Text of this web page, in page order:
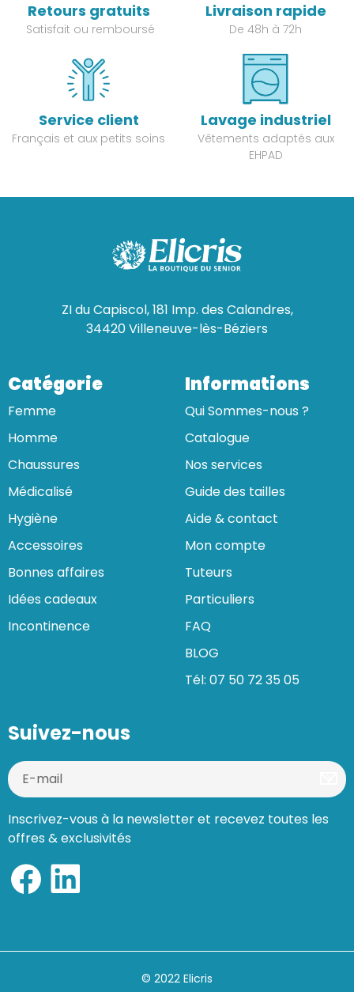
Retours gratuits
Satisfait ou remboursé
Livraison rapide
De 48h à 72h
Service client
Français et aux petits soins
Lavage industriel
Vêtements adaptés aux
EHPAD
ZI du Capiscol, 181 Imp. des Calandres,
34420 Villeneuve-lès-Béziers
Catégorie
Femme
Homme
Chaussures
Médicalisé
Hygiène
Accessoires
Bonnes affaires
Idées cadeaux
Incontinence
Informations
Qui Sommes-nous ?
Catalogue
Nos services
Guide des tailles
Aide & contact
Mon compte
Tuteurs
Particuliers
FAQ
BLOG
Tél: 07 50 72 35 05
Suivez-nous
Inscrivez-vous à la newsletter et recevez toutes les
offres & exclusivités
© 2022 Elicris